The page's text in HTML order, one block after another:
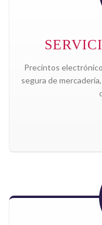
Precintos
segura de